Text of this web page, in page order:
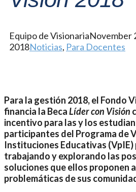
Equipo de VisionariaNovember
2018Noticias, Para Docentes
Para la gestión 2018, el Fondo
financia la BecaLíder con Visión
incentivo para las y los
participantes del Programa de
Instituciones Educativas
trabajando y explorando las
soluciones que ellos proponen
problemáticas de sus